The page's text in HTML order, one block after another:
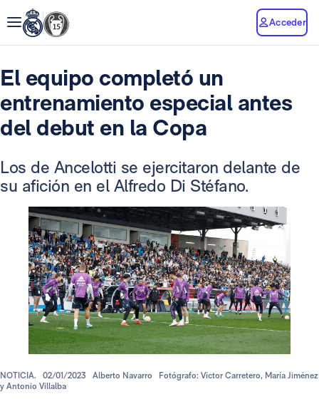
Acceder
El equipo completó un
entrenamiento especial antes
del debut en la Copa
Los de Ancelotti se ejercitaron delante de
su afición en el Alfredo Di Stéfano.
NOTICIA. 02/01/2023 Alberto Navarro
Fotógrafo: Víctor Carretero, María Jiménez
y Antonio Villalba